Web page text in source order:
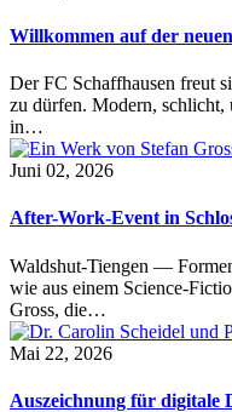
Willkommen auf der
Der FC Schaffhausen freut
zu dürfen. Modern, schlicht,
in…
Juni 02, 2026
After-Work-Event in
Waldshut-Tiengen —
wie aus einem Science-
Gross, die…
Mai 22, 2026
Auszeichnung für digitale